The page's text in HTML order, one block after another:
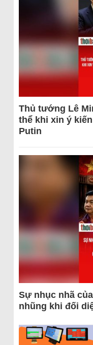
Thủ tướng Lê
thể khi xin ý
Putin
Sự nhục nhã
nhũng khi đối